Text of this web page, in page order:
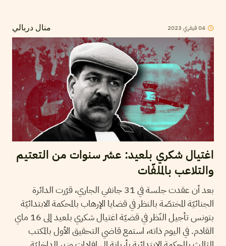
منال دربالي 04فيفري 2023
اغتيال شكري بلعيد: عشر سنوات من التعتيم
والتلاعب بالملفّات
بعد أن عقدت جلسة في 31 جانفي الجاري، قرّرت الدائرة
الجنائيّة المختصّة بالنظر في قضايا الإرهاب بالمحكمة الابتدائيّة
بتونس تأجيل النّظر في قضيّة اغتيال شكري بلعيد إلى 16 ماي
القادم. في اليوم ذاته، استمع قاضي التحقيق الأول بالمكتب